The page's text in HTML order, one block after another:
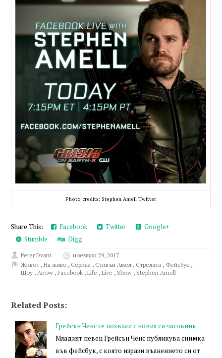
Photo credits: Stephen Amell Twitter
Share This: Facebook Twitter
Google+
Stumble
Digg
Peter Dvant
ноември 29, 2017
Живот ,На живо , Сериал , Стивън Амел , Стрелата , Фейсбук ,
Шоу ,Arrow ,Facebook ,Life ,Live , Show , Stephen Amell
Related Posts:
Грейсън Ченс се похвали с новия си часовник
Младият певец Грейсън Ченс публикува снимка
във фейсбук, с която изрази вълнението си от